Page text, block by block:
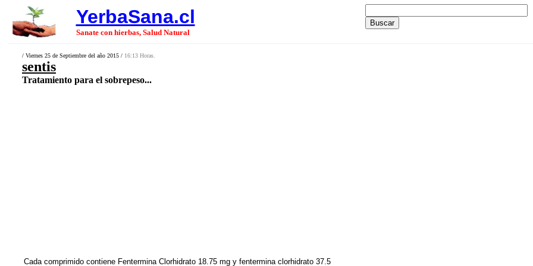
YerbaSana.cl
Sanate con hierbas, Salud Natural
/ Viernes 25 de Septiembre del año 2015 / 16:13 Horas.
sentis
Tratamiento para el sobrepeso...
Cada comprimido contiene Fentermina Clorhidrato 18.75 mg y fentermina clorhidrato 37.5